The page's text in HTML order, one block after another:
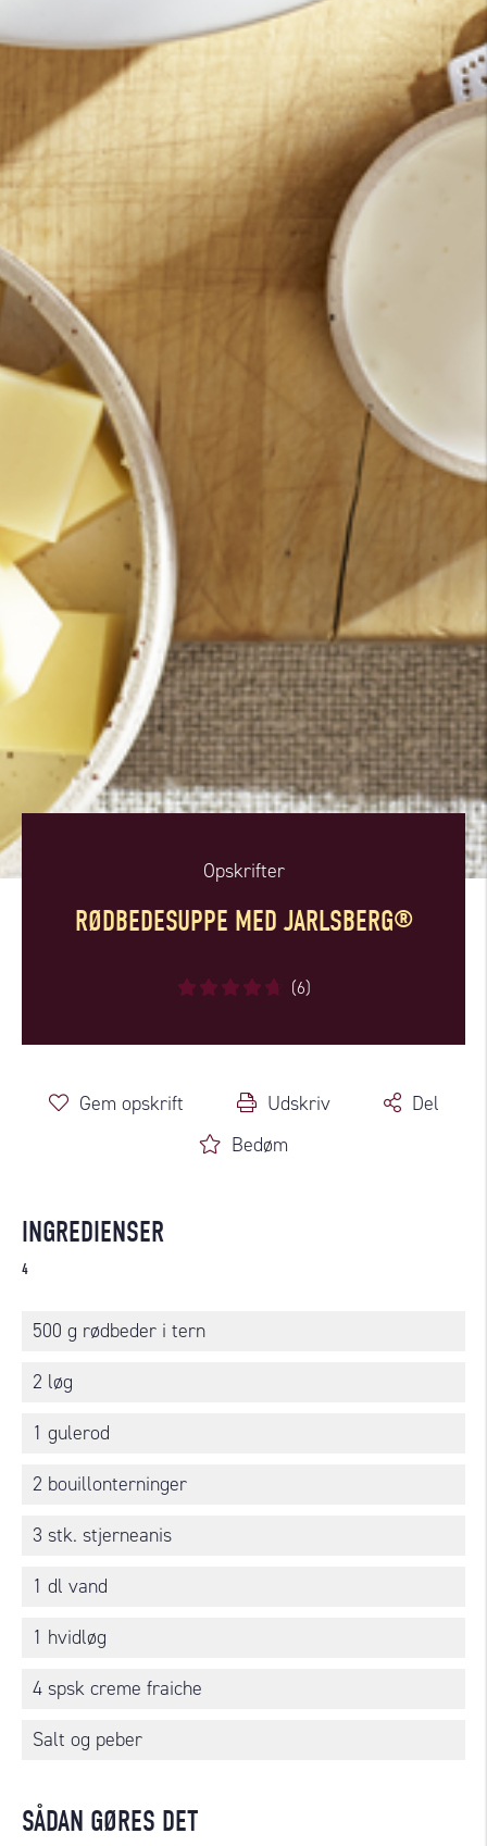
Opskrifter
RØDBEDESUPPE MED JARLSBERG®
(6)
Gem opskrift Udskriv
Del
Bedøm
INGREDIENSER
4
500 g rødbeder i tern
2 løg
1 gulerod
2 bouillonterninger
3 stk. stjerneanis
1 dl vand
1 hvidløg
4 spsk creme fraiche
Salt og peber
SÅDAN GØRES DET